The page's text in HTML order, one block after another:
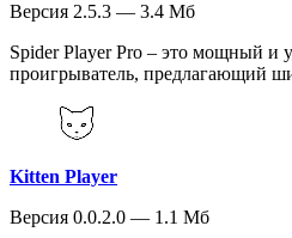
Версия 2.5.3 — 3.4 Мб
Spider Player Pro – это мощный и
проигрыватель, предлагающий
Kitten Player
Версия 0.0.2.0 — 1.1 Мб